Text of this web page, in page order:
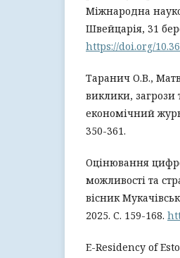
Міжнародна
Швейцарія, 31
https://doi.org/
Таранич О.В.,
виклики, загрози
економічний
350-361.
Оцінювання
можливості та
вісник
2025. C. 159-168.
E-Residency of